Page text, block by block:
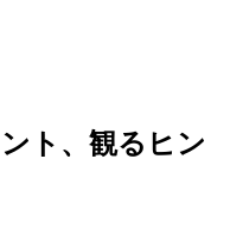
ト、観るヒン